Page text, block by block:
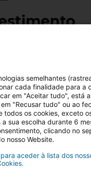
é o seu objetivo a
estratégia:
. O seu orçamento
remodelação.
, em imóveis para
de maior risco,
de imóveis.
semelhantes
cada finalidade para a
em "Aceitar tudo", está
"Recusar tudo" ou ao
todos os cookies, exceto
sua escolha durante 6
clicando no
nosso Website.
aceder à lista dos